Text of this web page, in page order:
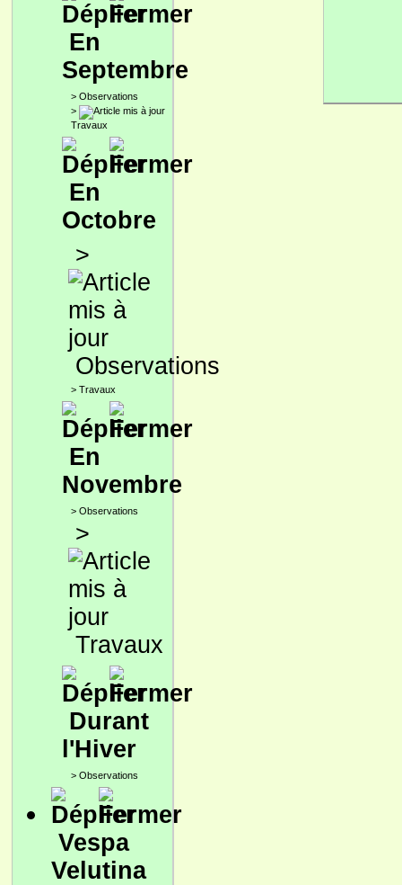
En
Septembre
> Observations
>
Travaux
En
Octobre
>
Observations
> Travaux
En
Novembre
> Observations
>
Travaux
Durant
l'Hiver
> Observations
Vespa
Velutina